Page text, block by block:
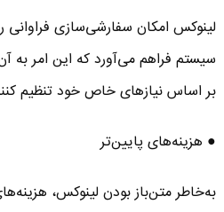
لینوکس امکان سفارشی‌سازی فراوانی
سیستم فراهم می‌آورد که این امر به
بر اساس نیازهای خاص خود تنظیم
● هزینه‌های پایین‌تر
به‌خاطر متن‌باز بودن لینوکس،